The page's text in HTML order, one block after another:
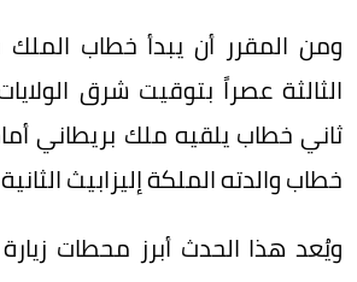
ومن المقرر أن يبدأ خطاب
الثالثة عصراً بتوقيت شرق
ثاني خطاب يلقيه ملك بريطاني
خطاب والدته الملكة إليزابيث الثانية
ويُعد هذا الحدث أبرز محطات